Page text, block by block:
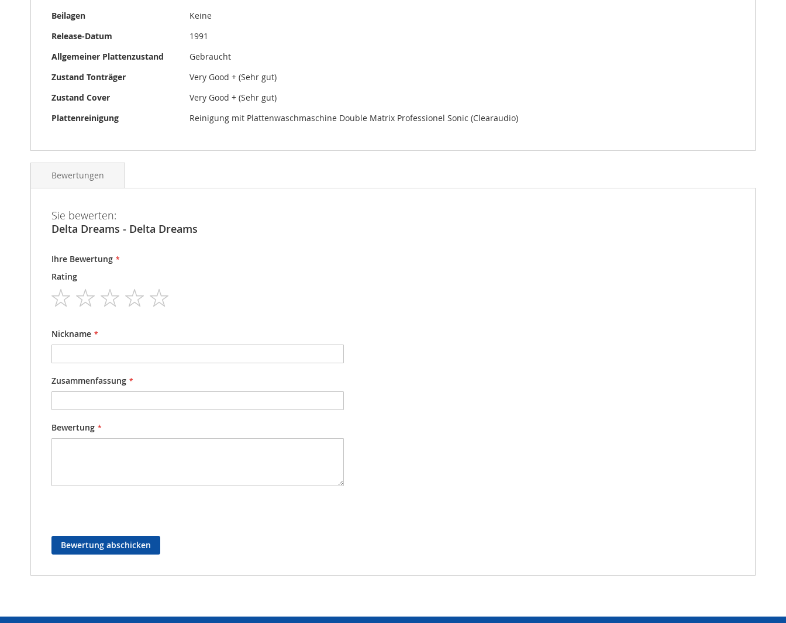
Beilagen
Keine
Release-Datum
1991
Allgemeiner Plattenzustand
Gebraucht
Zustand Tonträger
Very Good + (Sehr gut)
Zustand Cover
Very Good + (Sehr gut)
Plattenreinigung
Reinigung mit Plattenwaschmaschine Double Matrix Professionel Sonic (Clearaudio)
Bewertungen
Sie bewerten:
Delta Dreams - Delta Dreams
Ihre Bewertung
Rating
1
star
2
stars
3
stars
4
stars
Nickname
Zusammenfassung
Bewertung
Bewertung abschicken